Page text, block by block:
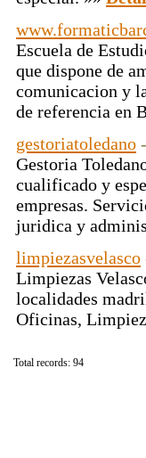
Escuela de
que dispone de
comunicacion y
de referencia en
gestoriatoledano
Gestoria
cualificado y
empresas.
juridica y
limpiezasvelasco
Limpiezas
localidades
Oficinas,
Total records: 94